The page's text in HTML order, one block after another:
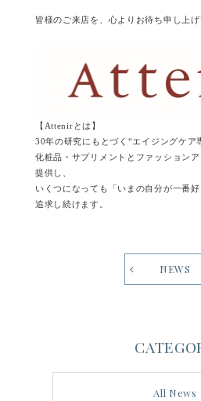
皆様のご来店を、心よりお待ち申し上げ
【Attenirとは】
30年の研究にもとづく“エイジングケア
化粧品・サプリメントとファッション
提供し、
いくつになっても「いまの自分が一番
追求し続けます。
NEWS
All News